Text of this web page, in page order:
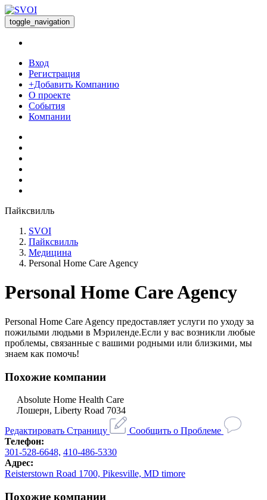
toggle_navigation
Вход
Регистрация
+Добавить Компанию
О проекте
События
Компании
Пайксвилль
SVOI
Пайксвилль
Медицина
Personal Home Care Agency
Personal Home Care Agency
Personal Home Care Agency предоставляет услуги по уходу за
пожилыми людьми в Мэриленде.Если у вас возникли любые
проблемы, связанные с вашими родными или близкими, мы
знаем как помочь!
Похожие компании
Absolute Home Health Care
Лошерн, Liberty Road 7034
Редактировать Страницу
Сообщить о Проблеме
Телефон:
301-528-6648, 410-486-5330
Адрес:
Reisterstown Road 1700, Pikesville, MD timore
Похожие компании